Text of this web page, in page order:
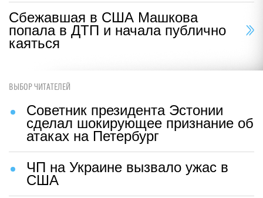
Сбежавшая в США Машкова
попала в ДТП и начала публично
каяться
ВЫБОР ЧИТАТЕЛЕЙ
Советник президента Эстонии
сделал шокирующее признание об
атаках на Петербург
ЧП на Украине вызвало ужас в
США